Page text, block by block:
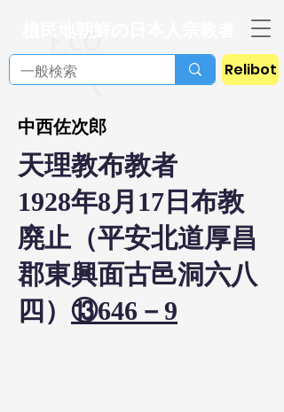
Relibot
中西佐次郎
天理教布教者
1928年8月17日布教
廃止（平安北道厚昌
郡東興面古邑洞六八
四） ⑬646－9